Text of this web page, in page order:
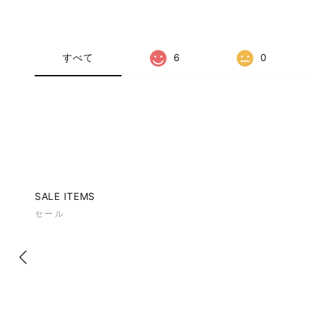
すべて 6 0
SALE ITEMS
セール